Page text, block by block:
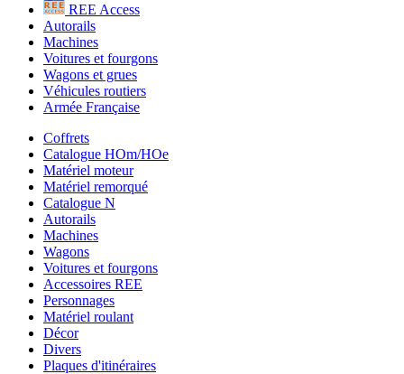
REE Access
Autorails
Machines
Voitures et fourgons
Wagons et grues
Véhicules routiers
Armée Française
Coffrets
Catalogue HOm/HOe
Matériel moteur
Matériel remorqué
Catalogue N
Autorails
Machines
Wagons
Voitures et fourgons
Accessoires REE
Personnages
Matériel roulant
Décor
Divers
Plaques d'itinéraires